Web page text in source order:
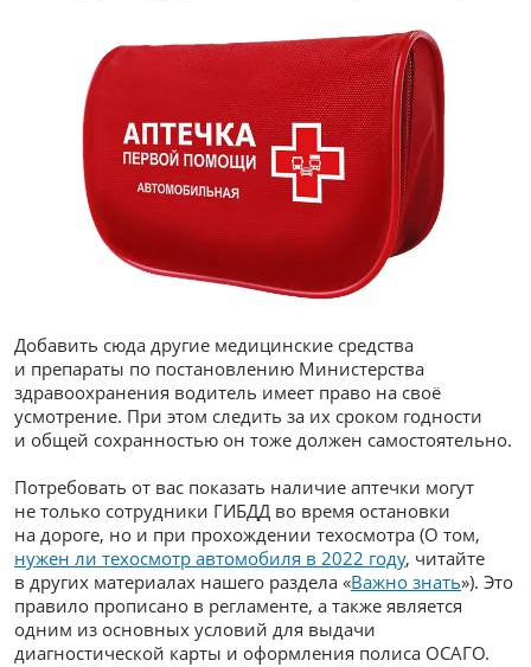
Добавить сюда другие медицинские средства
и препараты по постановлению Министерства
здравоохранения водитель имеет право на своё
усмотрение. При этом следить за их сроком годности
и общей сохранностью он тоже должен самостоятельно.
Потребовать от вас показать наличие аптечки могут
не только сотрудники ГИБДД во время остановки
на дороге, но и при прохождении техосмотра (О том,
нужен ли техосмотр автомобиля в 2022 году, читайте
в других материалах нашего раздела «Важно знать»). Это
правило прописано в регламенте, а также является
одним из основных условий для выдачи
диагностической карты и оформления полиса ОСАГО.